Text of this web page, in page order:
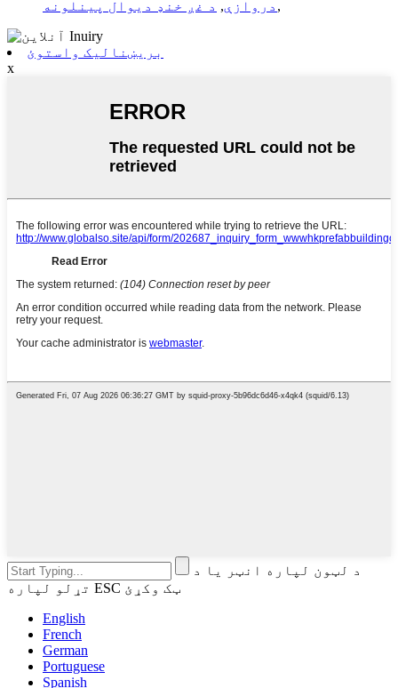
دروازې, د غږ خنډ دیوال پینلونه ,
بریښنالیک واستوئ
x
د لټون لپاره انټر یا د
تړلو لپاره ESC ټک وکړئ
English
French
German
Portuguese
Spanish